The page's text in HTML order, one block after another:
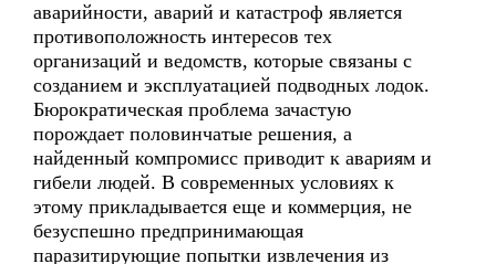
аварийности, аварий и катастроф является
противоположность интересов тех
организаций и ведомств, которые связаны с
созданием и эксплуатацией подводных лодок.
Бюрократическая проблема зачастую
порождает половинчатые решения, а
найденный компромисс приводит к авариям и
гибели людей. В современных условиях к
этому прикладывается еще и коммерция, не
безуспешно предпринимающая
паразитирующие попытки извлечения из